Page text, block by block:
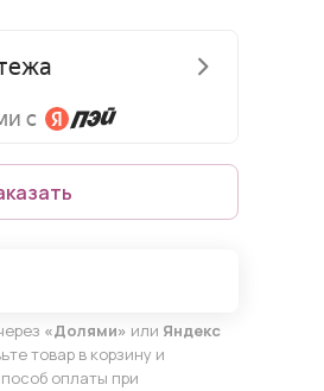
«Долями» или Яндекс
товар в корзину и
оплаты при